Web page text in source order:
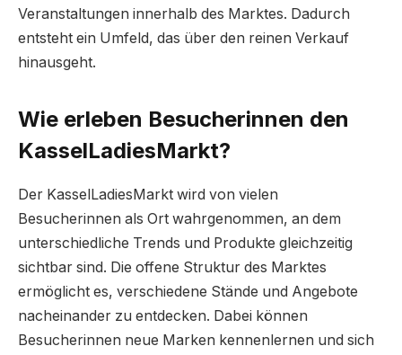
Veranstaltungen innerhalb des Marktes. Dadurch
entsteht ein Umfeld, das über den reinen Verkauf
hinausgeht.
Wie erleben Besucherinnen den
KasselLadiesMarkt?
Der KasselLadiesMarkt wird von vielen
Besucherinnen als Ort wahrgenommen, an dem
unterschiedliche Trends und Produkte gleichzeitig
sichtbar sind. Die offene Struktur des Marktes
ermöglicht es, verschiedene Stände und Angebote
nacheinander zu entdecken. Dabei können
Besucherinnen neue Marken kennenlernen und sich